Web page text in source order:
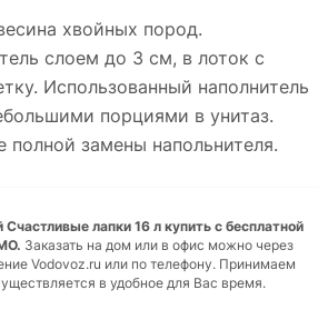
хвойных пород.
слоем до 3 см, в лоток с
Использованный наполнитель
порциями в унитаз.
полной замены напольнителя.
лапки 16 л купить с бесплатной
Заказать на дом или в офис можно через
Vodovoz.ru или по телефону. Принимаем
в удобное для Вас время.